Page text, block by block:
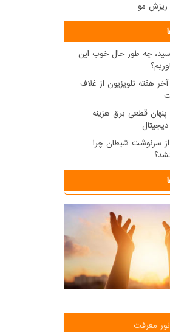
مو
رسید، چه طور حال خوب این
هفته تلویزیون از غلاف
پنهان قطعی برق هزینه
سرنوشت شیطان چرا
معرفت